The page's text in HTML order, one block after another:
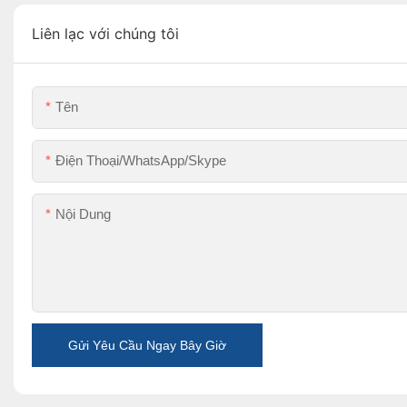
Liên lạc với chúng tôi
Tên
Điện Thoại/WhatsApp/Skype
Nội Dung
Gửi Yêu Cầu Ngay Bây Giờ